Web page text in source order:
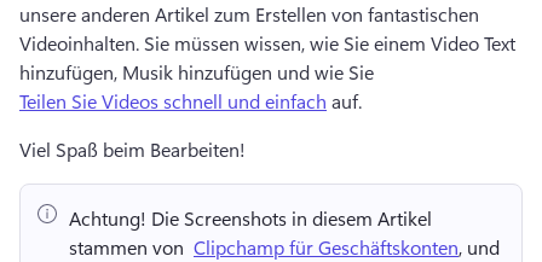
unsere anderen Artikel zum Erstellen von fantastischen
Videoinhalten. Sie müssen wissen, wie Sie einem Video Text
hinzufügen, Musik hinzufügen und wie Sie
Teilen Sie Videos schnell und einfach auf.
Viel Spaß beim Bearbeiten!
Achtung! Die Screenshots in diesem Artikel
stammen von ⁠ Clipchamp für Geschäftskonten, und